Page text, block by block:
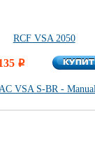
RCF VSA 2050
i
AC VSA S-BR -